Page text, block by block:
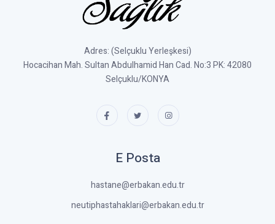
Adres: (Selçuklu Yerleşkesi)
Hocacihan Mah. Sultan Abdulhamid Han Cad. No:3 PK: 42080
Selçuklu/KONYA
E Posta
hastane@erbakan.edu.tr
neutiphastahaklari@erbakan.edu.tr